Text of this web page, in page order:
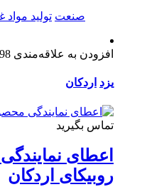
صنعت تولید مواد
افزودن به علاقه‌مندی 898
یزد اردکان
تماس بگیرید
اعطای
روبیکای اردکان